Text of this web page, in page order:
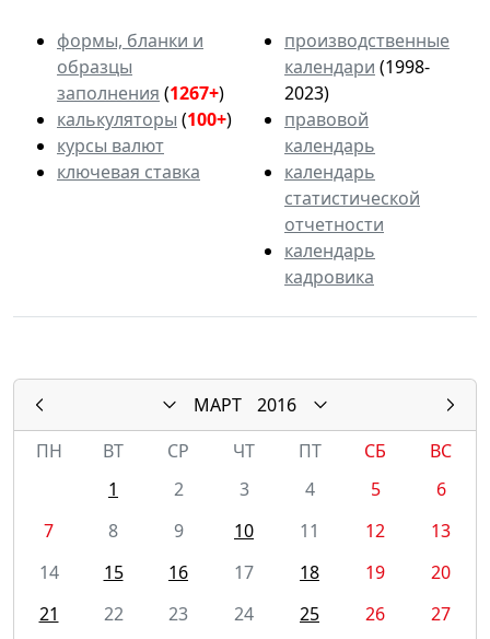
формы, бланки и
образцы
заполнения (1267+)
калькуляторы (100+)
курсы валют
ключевая ставка
производственные
календари (1998-
2023)
правовой
календарь
календарь
статистической
отчетности
календарь
кадровика
МАРТ
2016
ПН
ВТ СР ЧТ ПТ СБ
ВС
1
2 3 4 5
6
7
8 9 10 11 12
13
14
15 16 17 18 19
20
21
22 23 24 25 26
27